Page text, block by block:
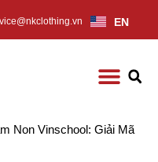
EN
Non Vinschool: Giải Mã